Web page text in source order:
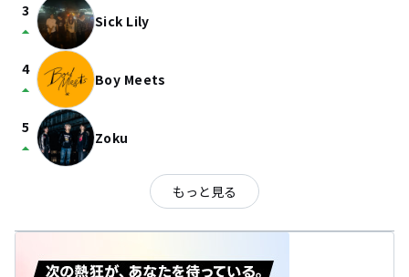
3
arrow_drop_up Sick Lily
4
arrow_drop_up Boy Meets
5
arrow_drop_up Zoku
もっと見る